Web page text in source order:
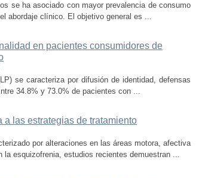
se ha asociado con mayor prevalencia de consumo
abordaje clínico. El objetivo general es ...
en pacientes consumidores de
se caracteriza por difusión de identidad, defensas
34.8% y 73.0% de pacientes con ...
las estrategias de tratamiento
por alteraciones en las áreas motora, afectiva
esquizofrenia, estudios recientes demuestran ...